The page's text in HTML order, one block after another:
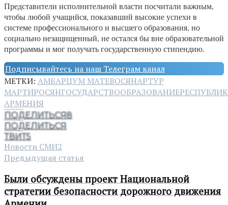
Представители исполнительной власти посчитали важным,
чтобы любой учащийся, показавший высокие успехи в
системе профессионального и высшего образования, но
социально незащищенный, не остался бы вне образовательной
программы и мог получать государственную стипендию.
Подписывайтесь на наш Телеграм канал
МЕТКИ: АМБАРЦУМ МАТЕВОСЯНАРТУР
МАРТИРОСЯНГОСУДАРСТВООБРАЗОВАНИЕ
АРМЕНИЯ
ПОДЕЛИТЬСЯ8
ПОДЕЛИТЬСЯ
ТВИТ5
Новости СМИ2
Предыдущая статья
Были обсуждены проект Национальной
стратегии безопасности дорожного движения